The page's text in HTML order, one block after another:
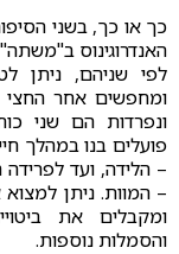
כך או כך, בשני
האנדרוגינוס
לפי שניהם, ניתן
ומחפשים אחר החצי
ונפרדות הם שני
פועלים בנו במהלך
– הלידה, ועד
– המוות. ניתן
ומקבלים את
והסמלות נוספות.